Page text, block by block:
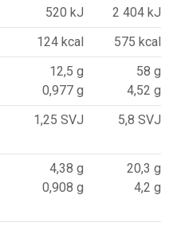
520 kJ
2 404 kJ
124 kcal
575 kcal
12,5 g
0,977 g
58 g
4,52 g
1,25 SVJ 5,8 SVJ
4,38 g
0,908 g
20,3 g
4,2 g